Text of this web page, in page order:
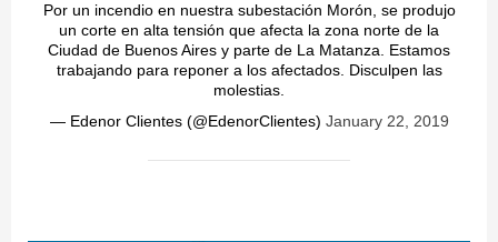
Por un incendio en nuestra subestación Morón, se produjo
un corte en alta tensión que afecta la zona norte de la
Ciudad de Buenos Aires y parte de La Matanza. Estamos
trabajando para reponer a los afectados. Disculpen las
molestias.
— Edenor Clientes (@EdenorClientes) January 22, 2019